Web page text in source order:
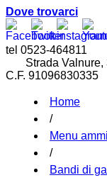
Dove trovarci
tel 0523-464811
Strada Valnure,
C.F. 91096830335
Home
/
Menu
/
Bandi di